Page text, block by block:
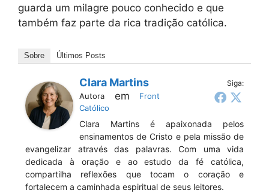
guarda um milagre pouco conhecido e que
também faz parte da rica tradição católica.
Sobre Últimos Posts
Siga:
Clara Martins
Autora em
Front
Católico
Clara Martins é apaixonada pelos
ensinamentos de Cristo e pela missão de
evangelizar através das palavras. Com uma vida
dedicada à oração e ao estudo da fé católica,
compartilha reflexões que tocam o coração e
fortalecem a caminhada espiritual de seus leitores.